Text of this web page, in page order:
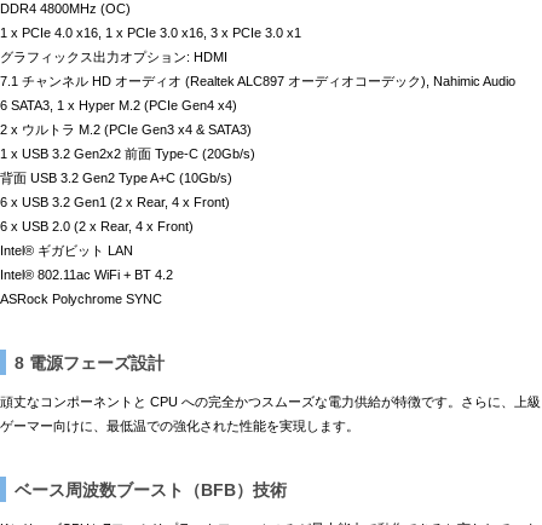
DDR4 4800MHz (OC)
1 x PCIe 4.0 x16, 1 x PCIe 3.0 x16, 3 x PCIe 3.0 x1
グラフィックス出力オプション: HDMI
7.1 チャンネル HD オーディオ (Realtek ALC897 オーディオコーデック), Nahimic Audio
6 SATA3, 1 x Hyper M.2 (PCIe Gen4 x4)
2 x ウルトラ M.2 (PCIe Gen3 x4 & SATA3)
1 x USB 3.2 Gen2x2 前面 Type-C (20Gb/s)
背面 USB 3.2 Gen2 Type A+C (10Gb/s)
6 x USB 3.2 Gen1 (2 x Rear, 4 x Front)
6 x USB 2.0 (2 x Rear, 4 x Front)
Intel® ギガビット LAN
Intel® 802.11ac WiFi + BT 4.2
ASRock Polychrome SYNC
8 電源フェーズ設計
頑丈なコンポーネントと CPU への完全かつスムーズな電力供給が特徴です。さらに、上級
ゲーマー向けに、最低温での強化された性能を実現します。
ベース周波数ブースト（BFB）技術